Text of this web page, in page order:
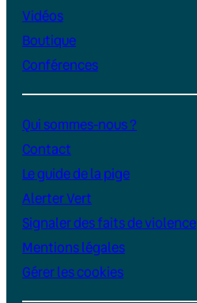
Vidéos
Boutique
Conférences
Qui sommes-nous ?
Contact
Le guide de la pige
Alerter Vert
Signaler des faits de violence
Mentions légales
Gérer les cookies